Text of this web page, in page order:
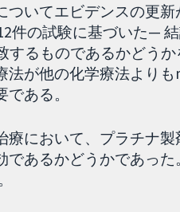
ついてエビデンスの更
件の試験に基づいた—
するものであるかどう
が他の化学療法より
ある。
療において、プラチナ
あるかどうかであった